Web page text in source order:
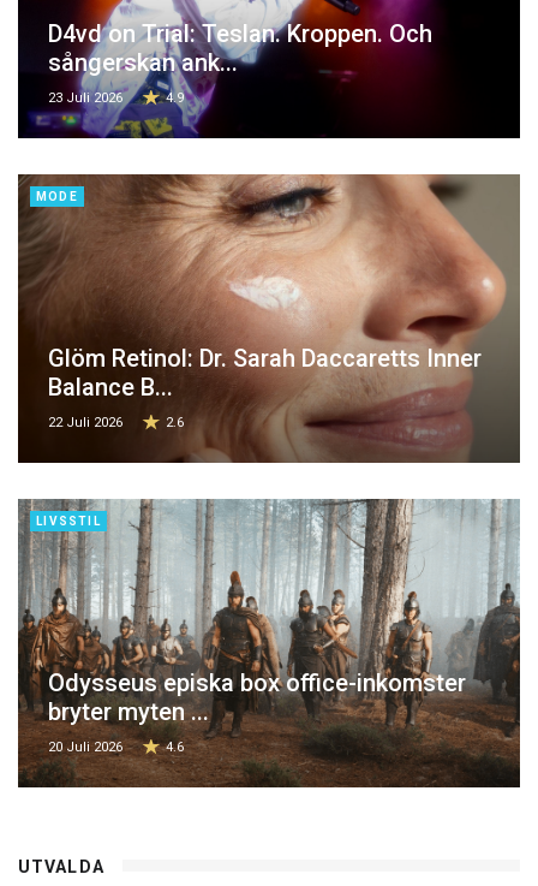
D4vd on Trial: Teslan. Kroppen. Och
sångerskan ank...
23 Juli 2026 4.9
MODE
Glöm Retinol: Dr. Sarah Daccaretts Inner
Balance B...
22 Juli 2026 2.6
LIVSSTIL
Odysseus episka box office-inkomster
bryter myten ...
20 Juli 2026 4.6
UTVALDA